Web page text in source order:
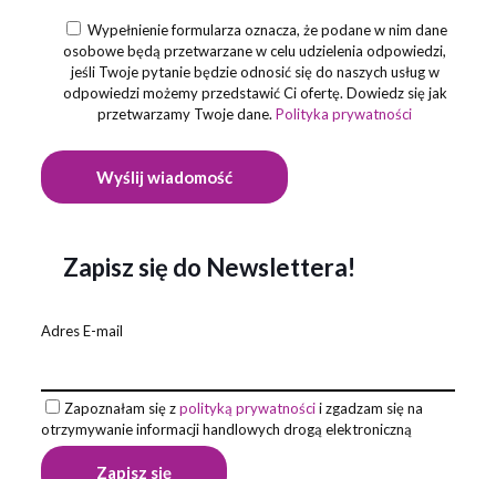
Wypełnienie formularza oznacza, że podane w nim dane
osobowe będą przetwarzane w celu udzielenia odpowiedzi,
jeśli Twoje pytanie będzie odnosić się do naszych usług w
odpowiedzi możemy przedstawić Ci ofertę. Dowiedz się jak
przetwarzamy Twoje dane.Polityka prywatności
Zapisz się do Newslettera!
Adres E-mail
Zapoznałam się zpolityką prywatnościi zgadzam się na
otrzymywanie informacji handlowych drogą elektroniczną